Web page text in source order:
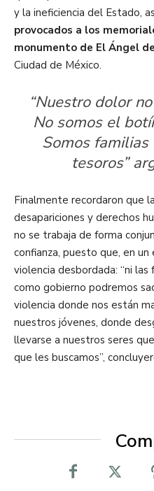
y la ineficiencia del Estado,
provocados a los
monumento de El Ángel
Ciudad de México.
“Nuestro dolor
No somos el
Somos familias
tesoros”
Finalmente recordaron que
desapariciones y derechos
no se trabaja de forma
confianza, puesto que, en
violencia desbordada: “ni
como gobierno podremos
violencia donde nos están
nuestros jóvenes, donde
llevarse a nuestros seres
que les buscamos”,